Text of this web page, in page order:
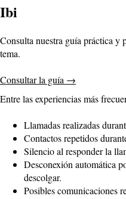
Ibi
Consulta nuestra guía práctica y
tema.
Consultar la guía →
Entre las experiencias más
Llamadas realizadas
Contactos repetidos
Silencio al responder la
Desconexión automática
descolgar.
Posibles comunicaciones